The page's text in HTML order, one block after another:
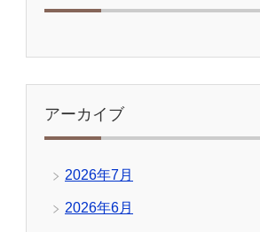
アーカイブ
2026年7月
2026年6月